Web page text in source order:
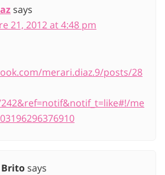
says
21, 2012 at 4:48 pm
merari.diaz.9/posts/28
me
says